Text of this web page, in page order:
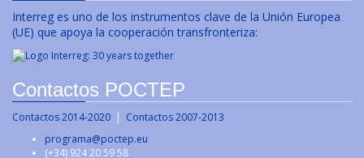
Interreg es uno de los instrumentos clave de la Unión Europea
(UE) que apoya la cooperación transfronteriza:
Contactos POCTEP
Contactos 2014-2020 | Contactos 2007-2013
programa@poctep.eu
(+34) 924 20 59 58